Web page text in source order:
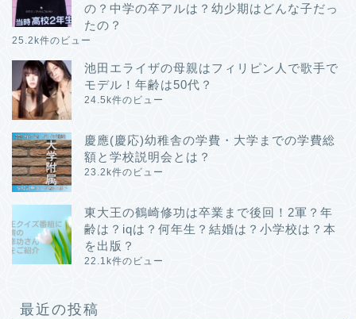
の？中学の卒アルは？幼少期はどんな子だっ
たの？
25.2k件のビュー
池田エライザの母親はフィリピン人で歌手で
モデル！年齢は50代？
24.5k件のビュー
慶應(慶応)幼稚舎の学費・大学までの学費総
額と学校説明会とは？
23.2k件のビュー
東大王の鶴崎修功は卒業まで後回！2軍？年
齢は？iqは？何年生？結婚は？小学校は？本
を出版？
22.1k件のビュー
最近の投稿